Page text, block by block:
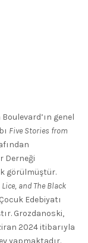
genel
Five Stories from
Derneği
görülmüştür.
and The Black
Edebiyatı
Grozdanoski,
2024 itibarıyla
yapmaktadır.